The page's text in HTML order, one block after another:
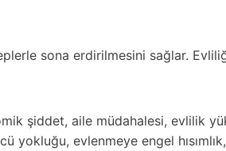
sona erdirilmesini sağlar.
şiddet, aile müdahalesi, evlilik
yokluğu, evlenmeye engel